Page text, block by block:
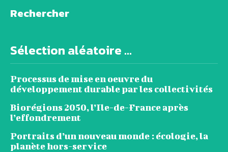
Rechercher
Sélection aléatoire ...
Processus de mise en oeuvre du
développement durable par les collectivités
Biorégions 2050, l’Ile-de-France après
l’effondrement
Portraits d’un nouveau monde : écologie, la
planète hors-service